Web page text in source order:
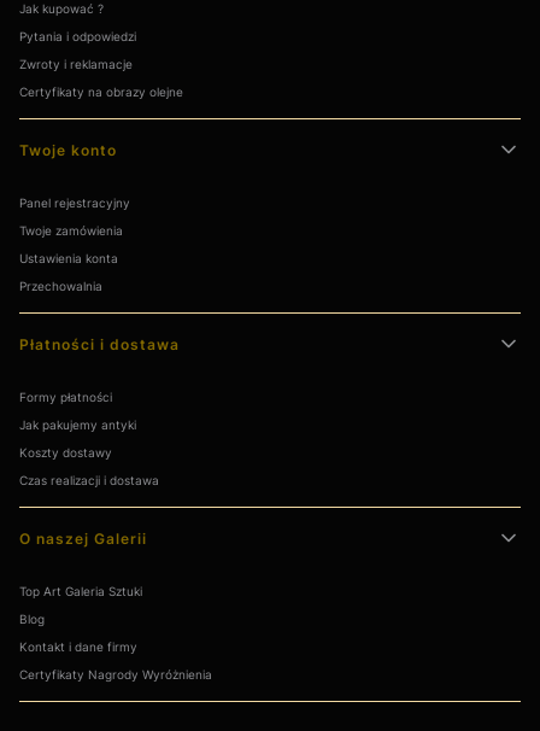
Jak kupować ?
Pytania i odpowiedzi
Zwroty i reklamacje
Certyfikaty na obrazy olejne
Twoje konto
Panel rejestracyjny
Twoje zamówienia
Ustawienia konta
Przechowalnia
Płatności i dostawa
Formy płatności
Jak pakujemy antyki
Koszty dostawy
Czas realizacji i dostawa
O naszej Galerii
Top Art Galeria Sztuki
Blog
Kontakt i dane firmy
Certyfikaty Nagrody Wyróżnienia